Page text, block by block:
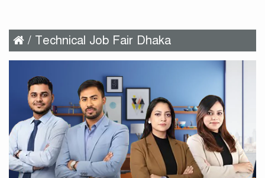
/ Technical Job Fair Dhaka